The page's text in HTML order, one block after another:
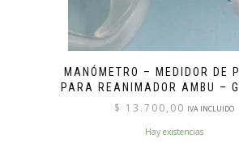
MANÓMETRO – MEDIDOR DE
PARA REANIMADOR AMBU –
$ 13.700,00 IVA INCLUIDO
Hay existencias